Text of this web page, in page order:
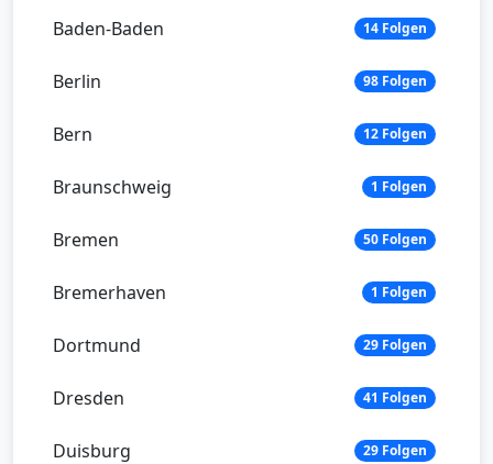
Baden-Baden 14 Folgen
Berlin 98 Folgen
Bern 12 Folgen
Braunschweig 1 Folgen
Bremen 50 Folgen
Bremerhaven 1 Folgen
Dortmund 29 Folgen
Dresden 41 Folgen
Duisburg 29 Folgen